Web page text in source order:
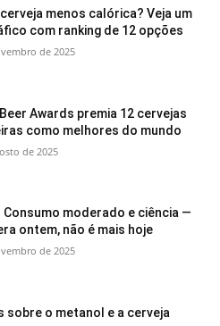
menos calórica? Veja um
com ranking de 12 opções
de 2025
Awards premia 12 cervejas
como melhores do mundo
de 2025
Consumo moderado e ciência —
ontem, não é mais hoje
de 2025
sobre o metanol e a cerveja